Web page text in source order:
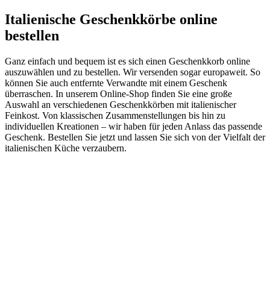
Italienische Geschenkkörbe online
bestellen
Ganz einfach und bequem ist es sich einen Geschenkkorb online
auszuwählen und zu bestellen. Wir versenden sogar europaweit. So
können Sie auch entfernte Verwandte mit einem Geschenk
überraschen. In unserem Online-Shop finden Sie eine große
Auswahl an verschiedenen Geschenkkörben mit italienischer
Feinkost. Von klassischen Zusammenstellungen bis hin zu
individuellen Kreationen – wir haben für jeden Anlass das passende
Geschenk. Bestellen Sie jetzt und lassen Sie sich von der Vielfalt der
italienischen Küche verzaubern.